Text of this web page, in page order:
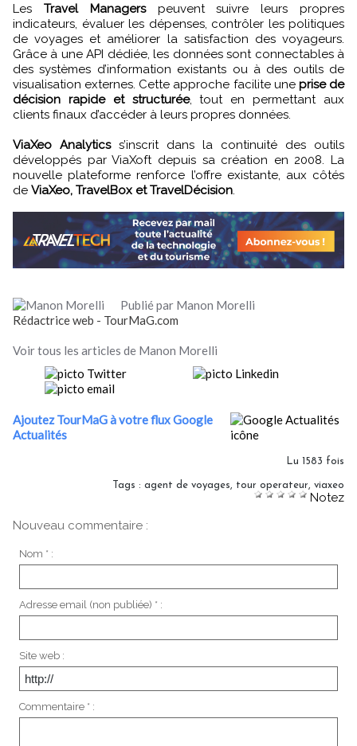
Les Travel Managerspeuvent suivre leurs propres
indicateurs, évaluer les dépenses, contrôler les politiques
de voyages et améliorer la satisfaction des voyageurs.
Grâce à une API dédiée, les données sont connectables à
des systèmes d’information existants ou à des outils de
visualisation externes. Cette approche facilite une prise de
décision rapide et structurée, tout en permettant aux
clients finaux d’accéder à leurs propres données.
ViaXeo Analyticss’inscrit dans la continuité des outils
développés par ViaXoft depuis sa création en 2008. La
nouvelle plateforme renforce l’offre existante, aux côtés
de ViaXeo, TravelBox et TravelDécision.
Publié par Manon Morelli
Rédactrice web - TourMaG.com
Voir tous les articles de Manon Morelli
Ajoutez TourMaG à votre flux Google
Actualités
Lu 1583 fois
Tags : agent de voyages, tour operateur, viaxeo
Notez
Nouveau commentaire :
Nom * :
Adresse email (non publiée) * :
Site web :
Commentaire * :